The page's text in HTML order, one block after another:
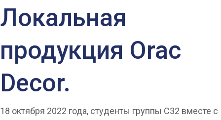
Локальная
продукция Orac
Decor.
18 октября 2022 года, студенты группы С32 вместе с